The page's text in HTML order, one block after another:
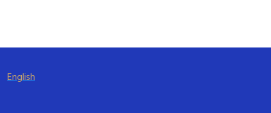
English